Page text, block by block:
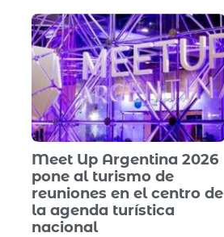
Meet Up Argentina 2026
pone al turismo de
reuniones en el centro de
la agenda turística
nacional